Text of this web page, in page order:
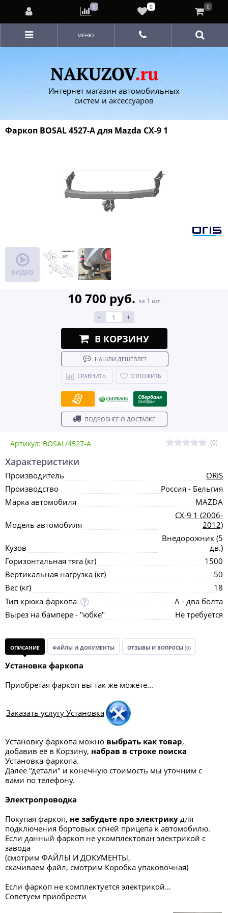
Интернет магазин автомобильных
систем и аксессуаров
МЕНЮ
Фаркоп BOSAL 4527-A для Mazda СХ-9 1
ВИДЕО
Артикул: BOSAL/4527-A (0)
10 700 руб. за 1 шт
- +
В КОРЗИНУ
НАШЛИ ДЕШЕВЛЕ?
СРАВНИТЬ ОТЛОЖИТЬ
ПОДРОБНЕЕ О ДОСТАВКЕ
Характеристики
Производитель
ORIS
Производство
Россия - Бельгия
Марка автомобиля
MAZDA
Модель автомобиля
CX-9 1 (2006-
2012)
Кузов
Внедорожник (5
дв.)
Горизонтальная тяга (кг)
1500
Вертикальная нагрузка (кг)
50
Вес (кг)
18
Тип крюка фаркопа
А - два болта
Вырез на бампере - "юбке"
Не требуется
ОПИСАНИЕ ФАЙЛЫ И ДОКУМЕНТЫ ОТЗЫВЫ И ВОПРОСЫ (0)
Установка фаркопа
Приобретая фаркоп вы так же можете...
Заказать услугу Установка
Установку фаркопа можно выбрать как товар,
добавив её в Корзину, набрав в строке поиска
Установка фаркопа.
Далее "детали" и конечную стоимость мы уточним с
вами по телефону.
Электропроводка
Покупая фаркоп, не забудьте про электрику для
подключения бортовых огней прицепа к автомобилю.
Если данный фаркоп не укомплектован электрикой с
завода
(смотрим ФАЙЛЫ И ДОКУМЕНТЫ,
скачиваем файл, смотрим Коробка упаковочная)
Если фаркоп не комплектуется электрикой...
Советуем приобрести
0 0 0